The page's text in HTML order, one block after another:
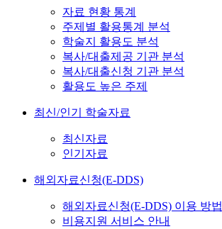
자료 현황 통계
주제별 활용통계 분석
학술지 활용도 분석
복사/대출제공 기관 분석
복사/대출신청 기관 분석
활용도 높은 주제
최신/인기 학술자료
최신자료
인기자료
해외자료신청(E-DDS)
해외자료신청(E-DDS) 이용 방법
비용지원 서비스 안내